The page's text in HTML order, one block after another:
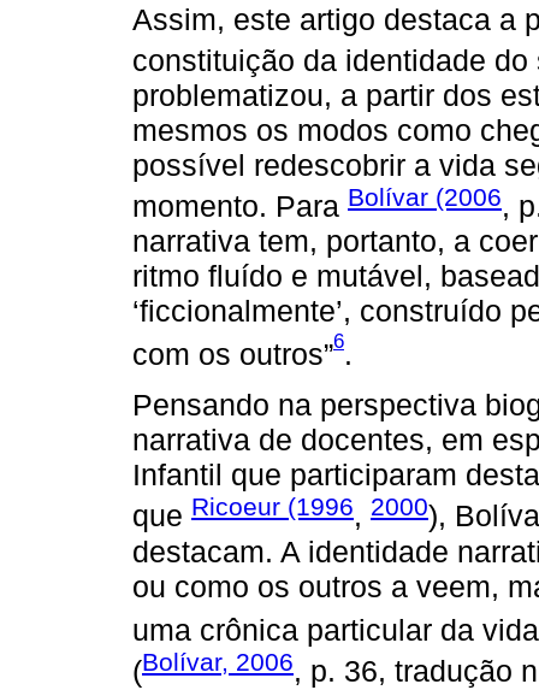
Assim, este artigo destaca a
constituição da identidade
problematizou, a partir dos
mesmos os modos como
possível redescobrir a vida
momento. Para Bolívar (2006,
narrativa tem, portanto, a
ritmo fluído e mutável,
‘ficcionalmente’, construído
com os outros”6.
Pensando na perspectiva
narrativa de docentes, em
Infantil que participaram
que Ricoeur (1996, 2000),
destacam. A identidade
ou como os outros a veem,
uma crônica particular da
(Bolívar, 2006, p. 36, tradução